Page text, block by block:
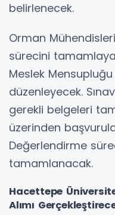
belirlenecek.
Orman
sürecini
Meslek Mensupluğu
düzenleyecek.
gerekli belgeleri
üzerinden
Değerlendirme
tamamlanacak.
Hacettepe
Alımı